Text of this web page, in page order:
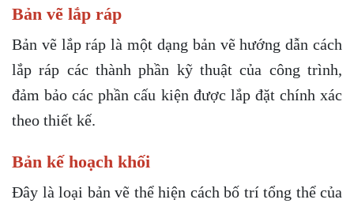
Bản vẽ lắp ráp
Bản vẽ lắp ráp là một dạng bản vẽ hướng dẫn cách
lắp ráp các thành phần kỹ thuật của công trình,
đảm bảo các phần cấu kiện được lắp đặt chính xác
theo thiết kế.
Bản kế hoạch khối
Đây là loại bản vẽ thể hiện cách bố trí tổng thể của